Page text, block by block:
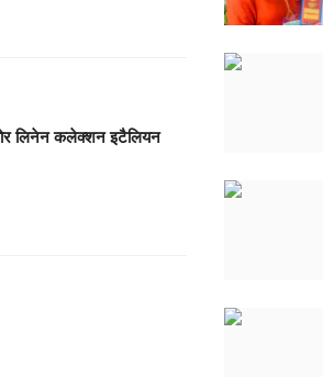
लिनेन कलेक्शन इटैलियन